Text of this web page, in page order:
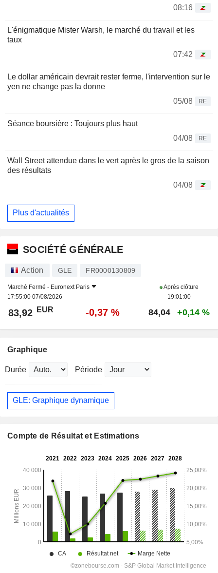
08:16
L'énigmatique Mister Warsh, le marché du travail et les
taux
07:42
Le dollar américain devrait rester ferme, l'intervention sur le
yen ne change pas la donne
05/08
RE
Séance boursière : Toujours plus haut
04/08
RE
Wall Street attendue dans le vert après le gros de la saison
des résultats
04/08
Plus d'actualités
SOCIÉTÉ GÉNÉRALE
Action GLE FR0000130809
Marché Fermé - Euronext Paris
17:55:00 07/08/2026
Après clôture
19:01:00
83,92 EUR -0,37 % 84,04 +0,14 %
Graphique
Durée Période
GLE: Graphique dynamique
Compte de Résultat et Estimations